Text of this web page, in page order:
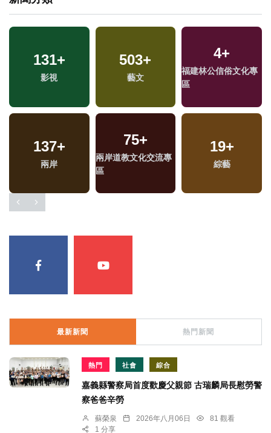
131+
影視
503+
藝文
4+
福建林公信俗文化專
區
137+
兩岸
75+
兩岸道教文化交流專
區
19+
綜藝
最新新聞 熱門新聞
熱門 社會 綜合
嘉義縣警察局首度歡慶父親節 古瑞麟局長慰勞警
察爸爸辛勞
蘇榮泉 2026年八月06日
81 觀看
1 分享